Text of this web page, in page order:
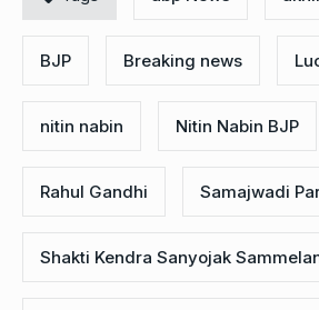
BJP Breaking news
nitin nabin Nitin Nabin BJP
Rahul Gandhi Samajwadi
Shakti Kendra Sanyojak